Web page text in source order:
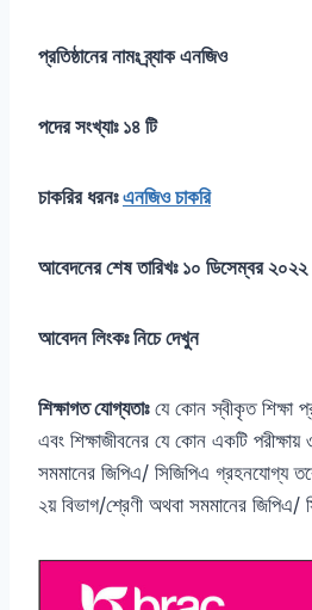
প্রতিষ্ঠানের নামঃ ব্র্যাক এনজিও
পদের সংখ্যাঃ ১৪ টি
চাকরির ধরনঃএনজিও চাকরি
আবেদনের শেষ তারিখঃ ১০ ডিসেম্বর ২০২২
আবেদন লিংকঃ নিচে দেখুন
শিক্ষাগত যোগ্যতাঃযে কোন স্বীকৃত শিক্ষা
এবং শিক্ষাজীবনের যে কোন একটি
সমমানের জিপিএ/ সিজিপিএ গ্রহনযোগ্য
২য় বিভাগ/শ্রেণী অথবা সমমানের